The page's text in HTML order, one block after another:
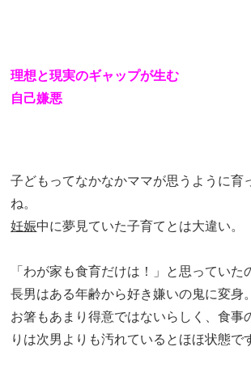
理想と現実のギャップが生む
自己嫌悪
子どもってなかなかママが思うように育
ね。
妊娠中に夢見ていた子育てとは大違い。
「わが家も食育だけは！」と思っていた
長男はある年齢から好き嫌いの鬼に変身。
お箸もあまり得意ではないらしく、食事
りは次男よりも汚れているとほほ状態で